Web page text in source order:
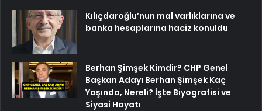
Kılıçdaroğlu’nun mal varlıklarına ve
banka hesaplarına haciz konuldu
Berhan Şimşek Kimdir? CHP Genel
Başkan Adayı Berhan Şimşek Kaç
Yaşında, Nereli? İşte Biyografisi ve
Siyasi Hayatı